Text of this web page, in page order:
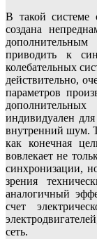
В такой системе
создана
приводить к
колебательных
действительно,
параметров
индивидуален
внутренний шум.
как конечная
вовлекает не
синхронизации,
зрения
аналогичный
счет
сеть.